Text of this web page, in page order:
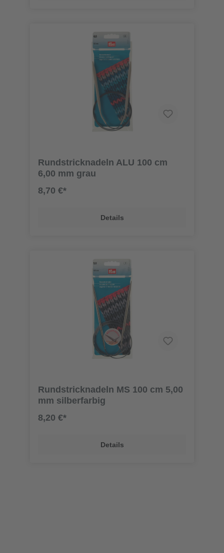
Rundstricknadeln ALU 100 cm
6,00 mm grau
8,70 €*
Details
Rundstricknadeln MS 100 cm 5,00
mm silberfarbig
8,20 €*
Details